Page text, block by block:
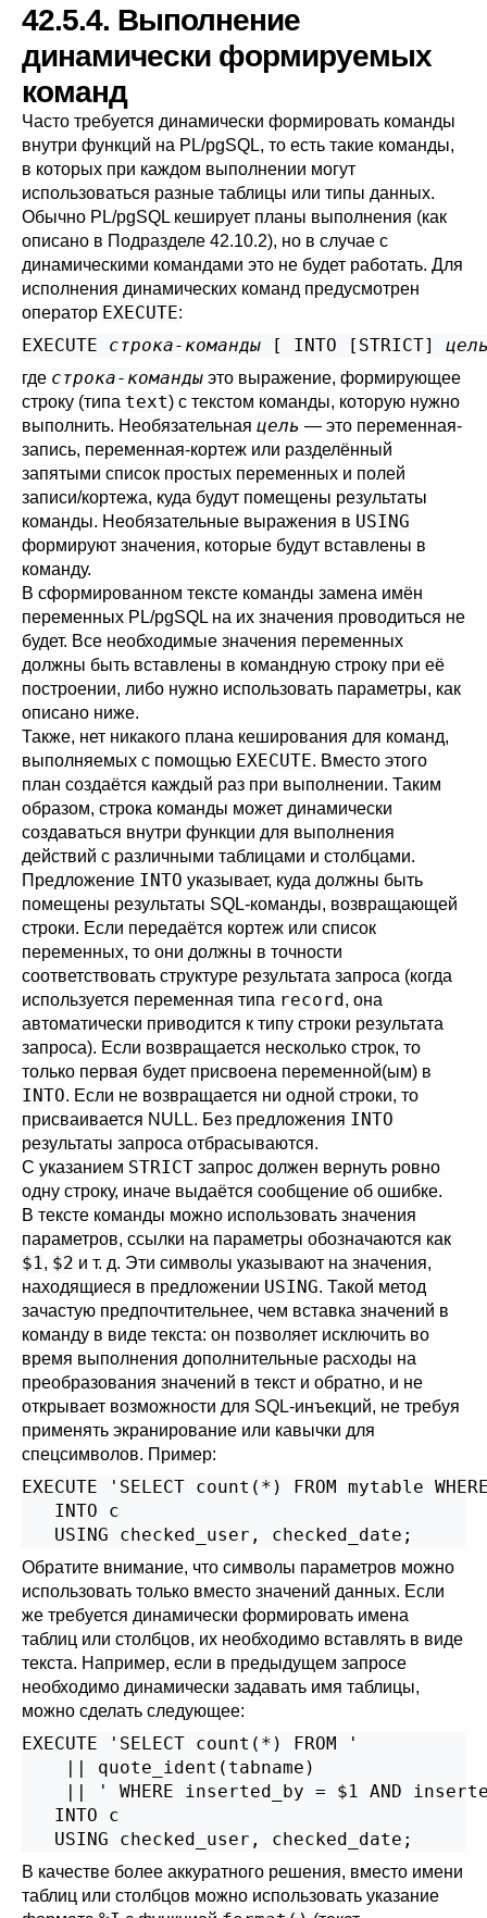
42.5.4. Выполнение
динамически формируемых
команд
Часто требуется динамически формировать команды
внутри функций на PL/pgSQL, то есть такие команды,
в которых при каждом выполнении могут
использоваться разные таблицы или типы данных.
Обычно PL/pgSQL кеширует планы выполнения (как
описано в Подразделе 42.10.2), но в случае с
динамическими командами это не будет работать. Для
исполнения динамических команд предусмотрен
оператор EXECUTE:
EXECUTE строка-команды [ INTO [ STRICT]
где строка-команды это выражение, формирующее
строку (типа text) с текстом команды, которую нужно
выполнить. Необязательная цель — это переменная-
запись, переменная-кортеж или разделённый
запятыми список простых переменных и полей
записи/кортежа, куда будут помещены результаты
команды. Необязательные выражения в USING
формируют значения, которые будут вставлены в
команду.
В сформированном тексте команды замена имён
переменных PL/pgSQL на их значения проводиться не
будет. Все необходимые значения переменных
должны быть вставлены в командную строку при её
построении, либо нужно использовать параметры, как
описано ниже.
Также, нет никакого плана кеширования для команд,
выполняемых с помощью EXECUTE. Вместо этого
план создаётся каждый раз при выполнении. Таким
образом, строка команды может динамически
создаваться внутри функции для выполнения
действий с различными таблицами и столбцами.
Предложение INTO указывает, куда должны быть
помещены результаты SQL-команды, возвращающей
строки. Если передаётся кортеж или список
переменных, то они должны в точности
соответствовать структуре результата запроса (когда
используется переменная типа record, она
автоматически приводится к типу строки результата
запроса). Если возвращается несколько строк, то
только первая будет присвоена переменной(ым) в
INTO. Если не возвращается ни одной строки, то
присваивается NULL. Без предложения INTO
результаты запроса отбрасываются.
С указанием STRICT запрос должен вернуть ровно
одну строку, иначе выдаётся сообщение об ошибке.
В тексте команды можно использовать значения
параметров, ссылки на параметры обозначаются как
$1, $2 и т. д. Эти символы указывают на значения,
находящиеся в предложении USING. Такой метод
зачастую предпочтительнее, чем вставка значений в
команду в виде текста: он позволяет исключить во
время выполнения дополнительные расходы на
преобразования значений в текст и обратно, и не
открывает возможности для SQL-инъекций, не требуя
применять экранирование или кавычки для
спецсимволов. Пример:
EXECUTE 'SELECT count(*) FROM mytable
   INTO c
   USING checked_user, checked_date;
Обратите внимание, что символы параметров можно
использовать только вместо значений данных. Если
же требуется динамически формировать имена
таблиц или столбцов, их необходимо вставлять в виде
текста. Например, если в предыдущем запросе
необходимо динамически задавать имя таблицы,
можно сделать следующее:
EXECUTE 'SELECT count(*) FROM '
    || quote_ident(tabname)
|| ' WHERE inserted_by = $1 AND
   INTO c
   USING checked_user, checked_date;
В качестве более аккуратного решения, вместо имени
таблиц или столбцов можно использовать указание